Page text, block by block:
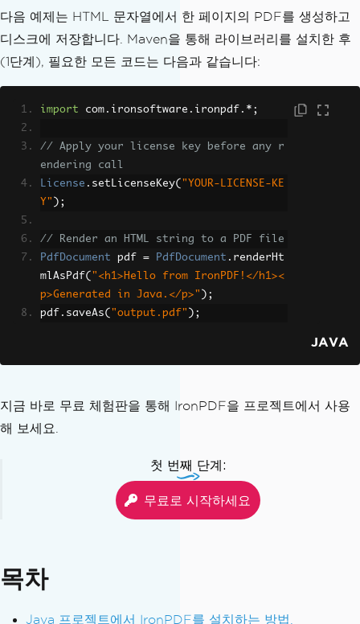
다음 예제는 HTML 문자열에서 한 페이지의 PDF를 생성하고
디스크에 저장합니다. Maven을 통해 라이브러리를 설치한 후
(1단계), 필요한 모든 코드는 다음과 같습니다:
import com . ironsoftware . ironpdf .*;
// Apply your license key before any r
endering call
License . setLicenseKey( "YOUR-LICENSE-KE
Y" );
// Render an HTML string to a PDF file
PdfDocument pdf = PdfDocument . renderHt
mlAsPdf( "<h1>Hello from IronPDF!</h1><
p>Generated in Java.</p>" );
pdf . saveAs( "output.pdf" );
JAVA
지금 바로 무료 체험판을 통해 IronPDF을 프로젝트에서 사용
해 보세요.
첫 번째 단계:
무료로 시작하세요
목차
Java 프로젝트에서 IronPDF를 설치하는 방법.